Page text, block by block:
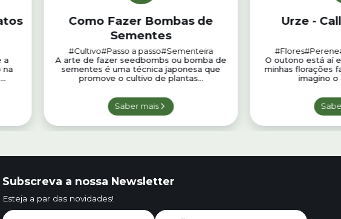
a
na
Como Fazer Bombas de
Sementes
#Cultivo#Passo a passo#Sementeira
A arte de fazer seedbombs ou bomba de
sementes é uma técnica japonesa que
promove o cultivo de plantas...
Saber mais
Urze -
#Flores#Perene
O outono está aí
minhas florações
imagino o
Subscreva a nossa Newsletter
Esteja a par das novidades!